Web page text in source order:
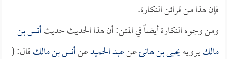
فإن هذا من قرائن النكارة.
ومن وجوه النكارة أيضاً في المتن: أن هذا الحديث حديثأنس بن
مالكيرويهيحيى بن هانئعنعبد الحميدعنأنس بن مالكقال: (